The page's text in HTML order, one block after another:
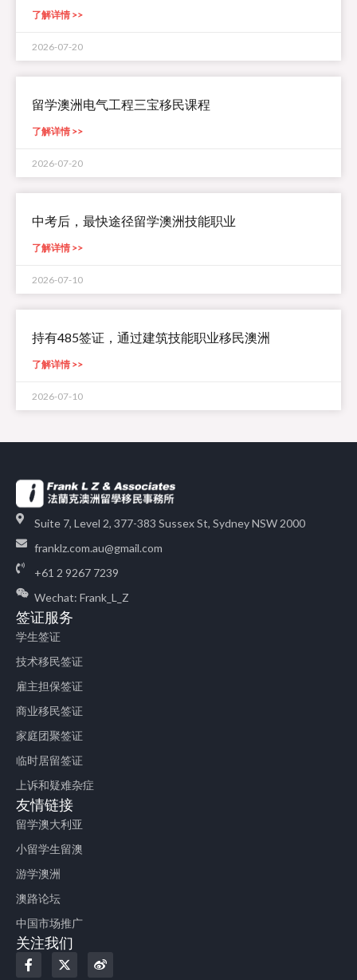
了解详情 >>
2026-07-20
留学澳洲电气工程三宝移民课程
了解详情 >>
2026-07-20
中考后，最快途径留学澳洲技能职业
了解详情 >>
2026-07-10
持有485签证，通过建筑技能职业移民澳洲
了解详情 >>
2026-07-10
Suite 7, Level 2, 377-383 Sussex St, Sydney NSW 2000
franklz.com.au@gmail.com
+61 2 9267 7239
Wechat: Frank_L_Z
签证服务
学生签证
技术移民签证
雇主担保签证
商业移民签证
家庭团聚签证
临时居留签证
上诉和疑难杂症
友情链接
留学澳大利亚
小留学生留澳
游学澳洲
澳路论坛
中国市场推广
关注我们
F
a
X
-
W
e